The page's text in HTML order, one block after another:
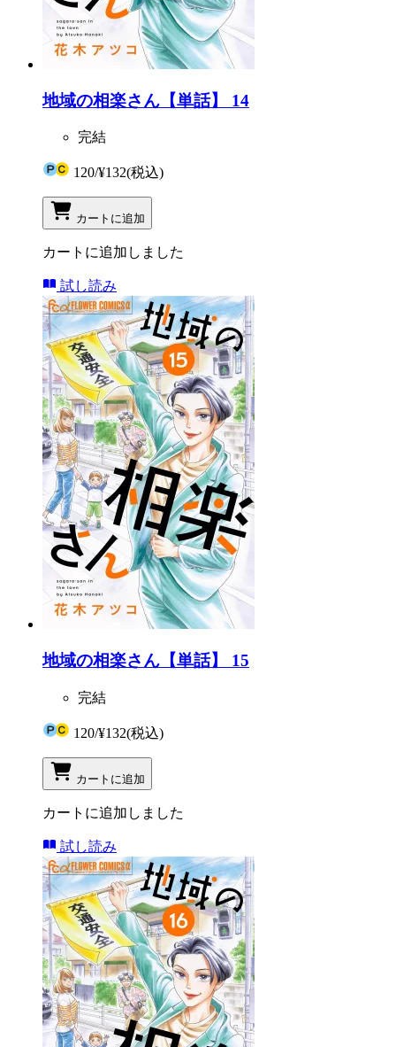
地域の相楽さん【単話】 14
完結
120/¥132(税込)
カートに追加
カートに追加しました
試し読み
地域の相楽さん【単話】 15
完結
120/¥132(税込)
カートに追加
カートに追加しました
試し読み